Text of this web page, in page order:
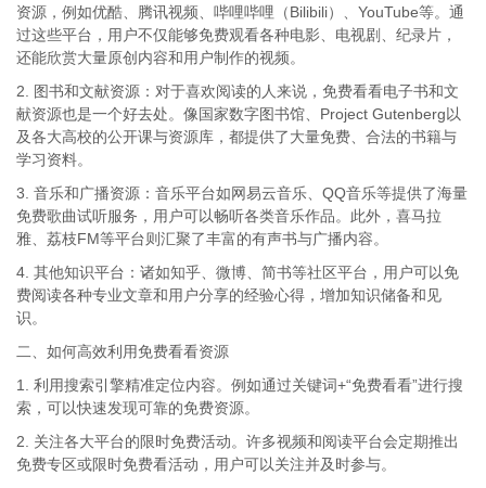
资源，例如优酷、腾讯视频、哔哩哔哩（Bilibili）、YouTube等。通
过这些平台，用户不仅能够免费观看各种电影、电视剧、纪录片，
还能欣赏大量原创内容和用户制作的视频。
2. 图书和文献资源：对于喜欢阅读的人来说，免费看看电子书和文
献资源也是一个好去处。像国家数字图书馆、Project Gutenberg以
及各大高校的公开课与资源库，都提供了大量免费、合法的书籍与
学习资料。
3. 音乐和广播资源：音乐平台如网易云音乐、QQ音乐等提供了海量
免费歌曲试听服务，用户可以畅听各类音乐作品。此外，喜马拉
雅、荔枝FM等平台则汇聚了丰富的有声书与广播内容。
4. 其他知识平台：诸如知乎、微博、简书等社区平台，用户可以免
费阅读各种专业文章和用户分享的经验心得，增加知识储备和见
识。
二、如何高效利用免费看看资源
1. 利用搜索引擎精准定位内容。例如通过关键词+“免费看看”进行搜
索，可以快速发现可靠的免费资源。
2. 关注各大平台的限时免费活动。许多视频和阅读平台会定期推出
免费专区或限时免费看活动，用户可以关注并及时参与。